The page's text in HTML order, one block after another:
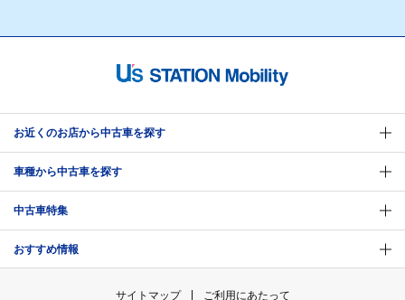
お近くのお店から中古車を探す
車種から中古車を探す
中古車特集
おすすめ情報
サイトマップ ご利用にあたって